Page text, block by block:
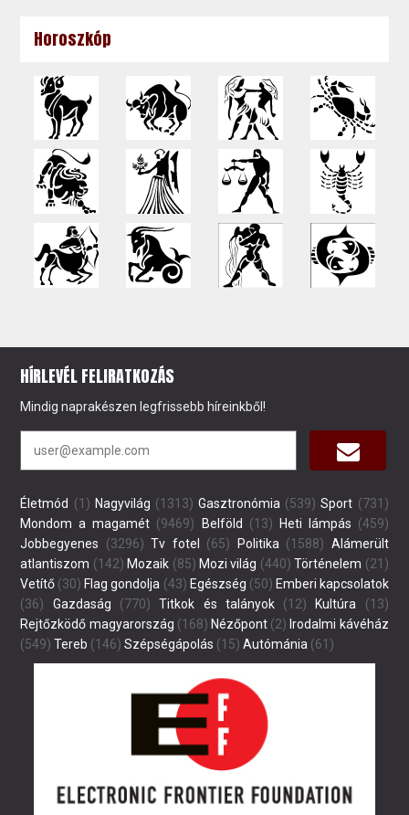
Horoszkóp
HÍRLEVÉL FELIRATKOZÁS
Mindig naprakészen legfrissebb híreinkből!
Életmód (1) Nagyvilág (1313) Gasztronómia (539) Sport (731)
Mondom a magamét (9469) Belföld (13) Heti lámpás (459)
Jobbegyenes (3296) Tv fotel (65) Politika (1588) Alámerült
atlantiszom (142) Mozaik (85) Mozi világ (440) Történelem (21)
Vetítő (30) Flag gondolja (43) Egészség (50) Emberi kapcsolatok
(36)
Gazdaság (770) Titkok és talányok(12) Kultúra (13)
Rejtőzködő magyarország (168) Nézőpont (2) Irodalmi kávéház
(549) Tereb (146) Szépségápolás (15) Autómánia (61)